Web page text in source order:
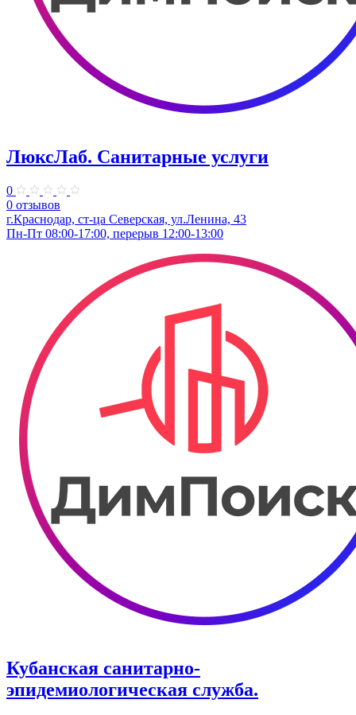
ЛюксЛаб. Санитарные услуги
0
0 отзывов
г.Краснодар, ст-ца Северская, ул.Ленина, 43
Пн-Пт 08:00-17:00, перерыв 12:00-13:00
Кубанская санитарно-
эпидемиологическая служба.